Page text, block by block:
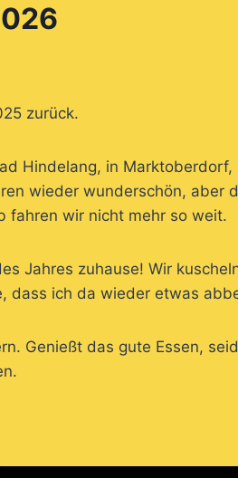
zurück.
Hindelang, in Marktoberdorf,
wieder wunderschön, aber
fahren wir nicht mehr so weit.
Jahres zuhause! Wir
dass ich da wieder etwas
Genießt das gute Essen,